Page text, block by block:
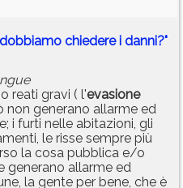
chiedere i danni?"
reati gravi ( l'evasione
non generano allarme ed
i furti nelle abitazioni, gli
le risse sempre più
la cosa pubblica e/o
generano allarme ed
la gente per bene, che è